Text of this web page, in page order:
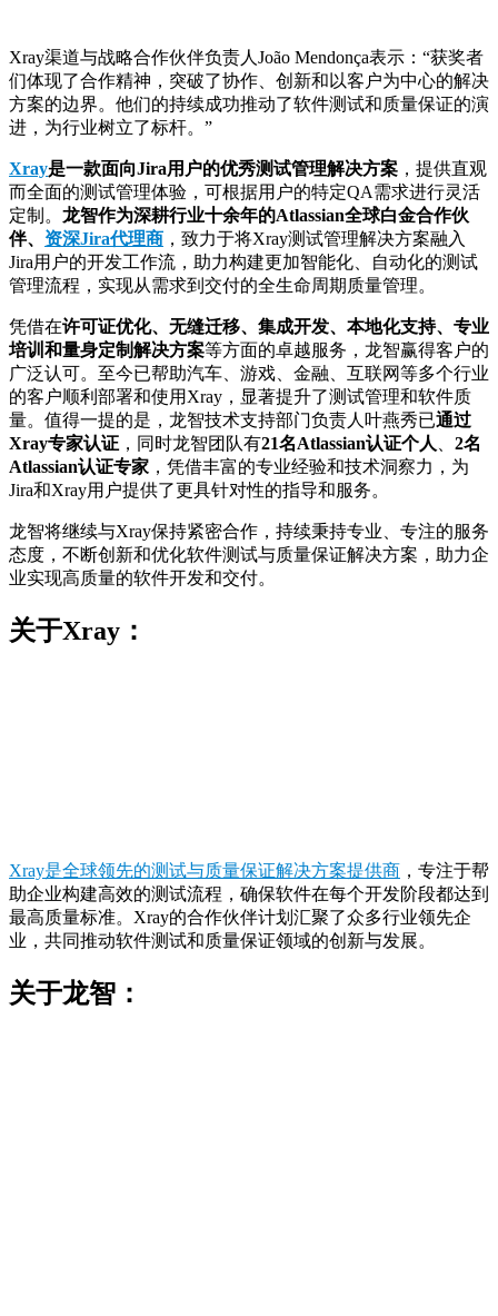
Xray渠道与战略合作伙伴负责人João Mendonça表示：“获奖者
们体现了合作精神，突破了协作、创新和以客户为中心的解决
方案的边界。他们的持续成功推动了软件测试和质量保证的演
进，为行业树立了标杆。”
Xray是一款面向Jira用户的优秀测试管理解决方案 ，提供直观
而全面的测试管理体验，可根据用户的特定QA需求进行灵活
定制。 龙智作为深耕行业十余年的Atlassian全球白金合作伙
伴、 资深Jira代理商 ，致力于将Xray测试管理解决方案融入
Jira用户的开发工作流，助力构建更加智能化、自动化的测试
管理流程，实现从需求到交付的全生命周期质量管理。
凭借在许可证优化、无缝迁移、集成开发、本地化支持、专业
培训和量身定制解决方案等方面的卓越服务，龙智赢得客户的
广泛认可。至今已帮助汽车、游戏、金融、互联网等多个行业
的客户顺利部署和使用Xray，显著提升了测试管理和软件质
量。值得一提的是，龙智技术支持部门负责人叶燕秀已通过
Xray专家认证 ，同时龙智团队有21名Atlassian认证个人
2名
Atlassian认证专家 ，凭借丰富的专业经验和技术洞察力，为
Jira和Xray用户提供了更具针对性的指导和服务。
龙智将继续与Xray保持紧密合作，持续秉持专业、专注的服务
态度，不断创新和优化软件测试与质量保证解决方案，助力企
业实现高质量的软件开发和交付。
关于Xray：
Xray是全球领先的测试与质量保证解决方案提供商 ，专注于帮
助企业构建高效的测试流程，确保软件在每个开发阶段都达到
最高质量标准。Xray的合作伙伴计划汇聚了众多行业领先企
业，共同推动软件测试和质量保证领域的创新与发展。
关于龙智：